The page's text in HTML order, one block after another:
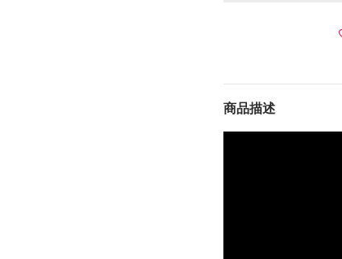
商品描述